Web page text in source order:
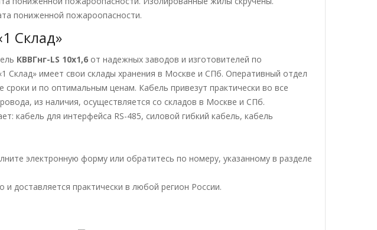
пониженной пожароопасности.
Склад»
КВВГнг-LS 10х1,6 от надежных заводов и изготовителей по
Склад» имеет свои склады хранения в Москве и СПб. Оперативный отдел
сроки и по оптимальным ценам. Кабель привезут практически во все
из наличия, осуществляется со складов в Москве и СПб.
кабель для интерфейса RS-485, силовой гибкий кабель, кабель
электронную форму или обратитесь по номеру, указанному в разделе
доставляется практически в любой регион России.